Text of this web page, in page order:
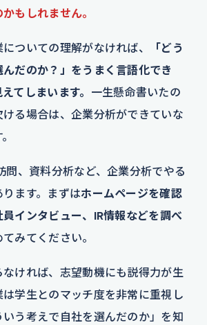
もしれません。
ついての理解がなければ、
「どう
だのか？」をうまく言語化でき
てしまいます。 一生懸命書いたの
る場合は、企業分析ができていな
問、資料分析など、企業分析でやる
ます。まずはホームページを確認
インタビュー、IR情報などを調べ
みてください。
ければ、志望動機にも説得力が生
は学生とのマッチ度を非常に重視し
う考えで自社を選んだのか」を知